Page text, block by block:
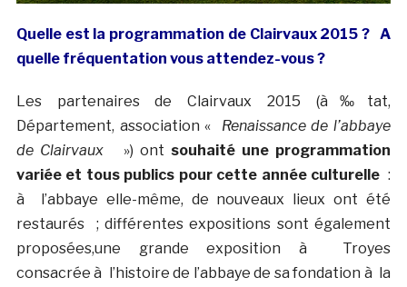
Quelle est la programmation de Clairvaux 2015 ? A
quelle fréquentation vous attendez-vous ?
Les partenaires de Clairvaux 2015 (à‰tat,
Département, association « Renaissance de l’abbaye
de Clairvaux
») ont souhaité une programmation
variée et tous publics pour cette année culturelle :
à l’abbaye elle-même, de nouveaux lieux ont été
restaurés ; différentes expositions sont également
proposées,une grande exposition à Troyes
consacrée à l’histoire de l’abbaye de sa fondation à la